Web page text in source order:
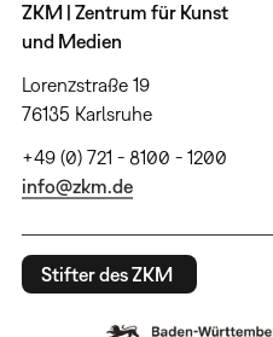
ZKM | Zentrum für Kunst
und Medien
Lorenzstraße 19
76135 Karlsruhe
+49 (0) 721 - 8100 - 1200
info@zkm.de
Stifter des ZKM